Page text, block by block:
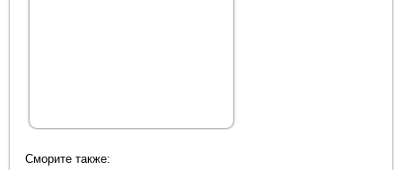
Сморите также: